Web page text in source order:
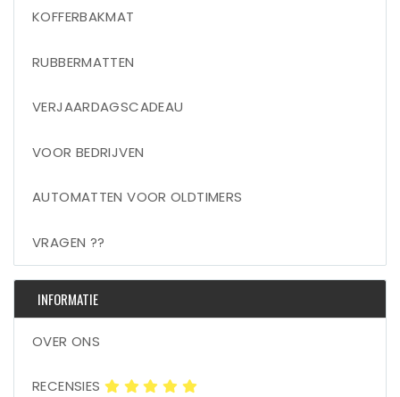
KOFFERBAKMAT
RUBBERMATTEN
VERJAARDAGSCADEAU
VOOR BEDRIJVEN
AUTOMATTEN VOOR OLDTIMERS
VRAGEN ??
INFORMATIE
OVER ONS
RECENSIES